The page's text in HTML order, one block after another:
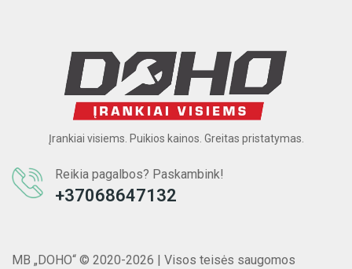
Įrankiai visiems. Puikios kainos. Greitas pristatymas.
Reikia pagalbos? Paskambink!
+37068647132
MB „DOHO“ © 2020-2026 | Visos teisės saugomos